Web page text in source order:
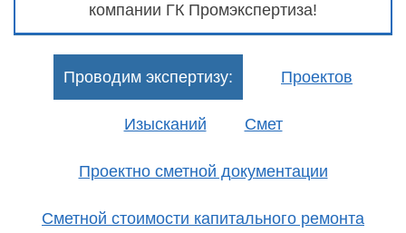
компании ГК Промэкспертиза!
Проводим экспертизу: Проектов
Изысканий Смет
Проектно сметной документации
Сметной стоимости капитального ремонта